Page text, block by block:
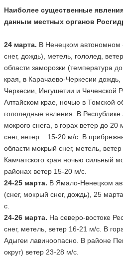
Наиболее существенные
данным местных органов
24 марта. В Ненецком автономном
снег, дождь), метель, гололед,
области заморозки (температура
края, в Карачаево-Черкесии дождь,
Черкесии, Ингушетии и Чеченской
Алтайском крае, ночью в Томской
гололедные явления. В
мокрого снега, в горах ветер до
снег, ветер 15-20 м/с. В
области мокрый снег, метель,
Камчатского края ночью сильный
районах ветер 15-20 м/с.
24-25 марта. В Ямало-Ненецком
(снег, мокрый снег, дождь), 25
с.
24-26 марта. На северо-востоке
снег, метель, ветер 16-21 м/с. В
Адыгеи лавиноопасно. В районе
округ) ветер 23-28 м/с.